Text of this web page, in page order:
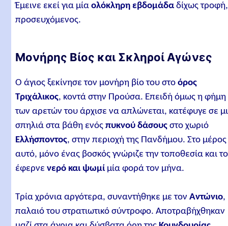
Έμεινε εκεί για μίαολόκληρη εβδομάδα δίχως τροφή,
προσευχόμενος.
Μονήρης Βίος και Σκληροί Αγώνες
Ο άγιος ξεκίνησε τον μονήρη βίο του στοόρος
Τριχάλικος, κοντά στην Προύσα. Επειδή όμως η φήμη
των αρετών του άρχισε να απλώνεται, κατέφυγε σε
σπηλιά στα βάθη ενόςπυκνού δάσους στο χωριό
Ελλήσποντος, στην περιοχή της Πανδήμου. Στο μέρος
αυτό, μόνο ένας βοσκός γνώριζε την τοποθεσία και
έφερνενερό και ψωμίμία φορά τον μήνα.
Τρία χρόνια αργότερα, συναντήθηκε με τονΑντώνιο,
παλαιό του στρατιωτικό σύντροφο. Αποτραβήχθηκαν